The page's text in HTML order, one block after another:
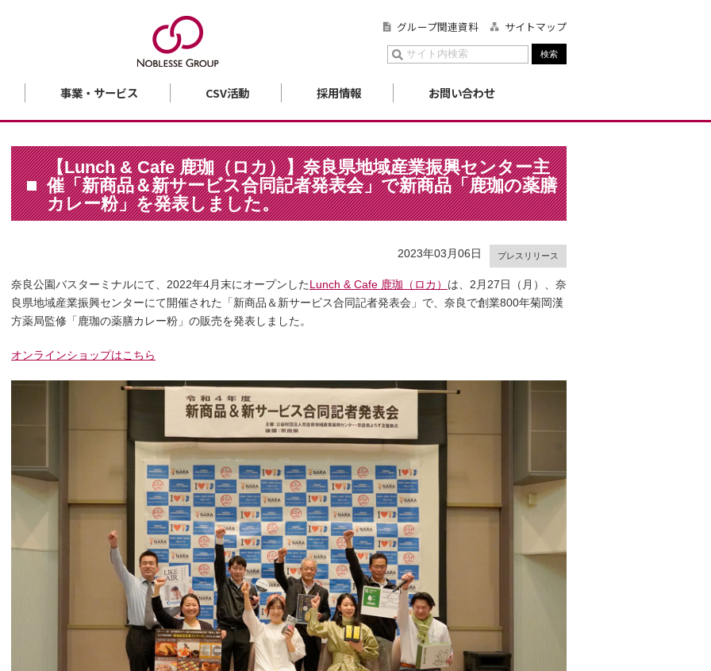
事業・サービス CSV活動 採用情報 お問い合わせ
グループ関連資料 サイトマップ
【Lunch & Cafe 鹿珈（ロカ）】奈良県地域産業振興センター主
催「新商品＆新サービス合同記者発表会」で新商品「鹿珈の薬膳
カレー粉」を発表しました。
プレスリリース
2023年03月06日
奈良公園バスターミナルにて、2022年4月末にオープンしたLunch & Cafe 鹿珈（ロカ） は、2月27日（月）、奈
良県地域産業振興センターにて開催された「新商品＆新サービス合同記者発表会」で、奈良で創業800年菊岡漢
方薬局監修「鹿珈の薬膳カレー粉」の販売を発表しました。
オンラインショップはこちら